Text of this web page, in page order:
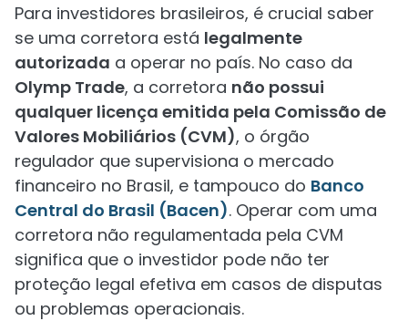
Para investidores brasileiros, é crucial saber
se uma corretora está legalmente
autorizada a operar no país. No caso da
Olymp Trade, a corretora não possui
qualquer licença emitida pela Comissão de
Valores Mobiliários (CVM), o órgão
regulador que supervisiona o mercado
financeiro no Brasil, e tampouco do Banco
Central do Brasil (Bacen). Operar com uma
corretora não regulamentada pela CVM
significa que o investidor pode não ter
proteção legal efetiva em casos de disputas
ou problemas operacionais.